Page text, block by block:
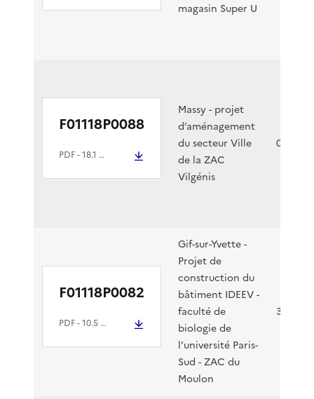
magasin Super U
F01118P0088
PDF- 18.1 Mio
Massy - projet
d’aménagement
du secteur Ville
de la ZAC
Vilgénis
04/04/
F01118P0082
PDF- 10.5 Mio
Gif-sur-Yvette -
Projet de
construction du
bâtiment IDEEV -
faculté de
biologie de
l’université Paris-
Sud - ZAC du
Moulon
30/03/